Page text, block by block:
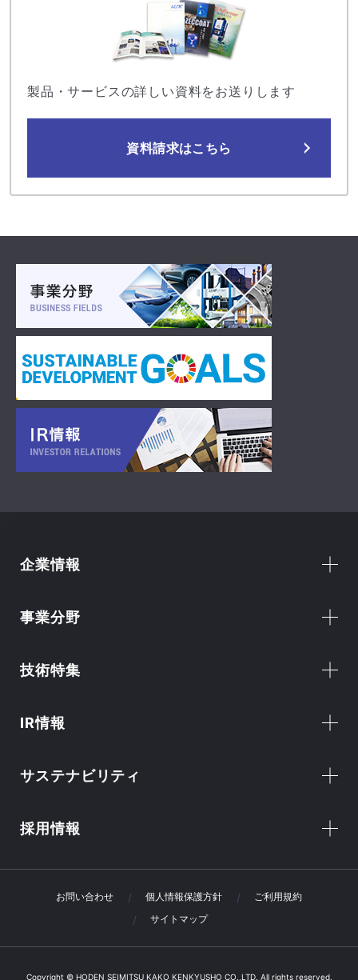
製品・サービスの詳しい資料をお送りします
資料請求はこちら
企業情報
事業分野
技術特集
IR情報
サステナビリティ
採用情報
お問い合わせ 個人情報保護方針
ご利用規約
サイトマップ
Copyright © HODEN SEIMITSU KAKO KENKYUSHO CO.,LTD. All rights reserved.